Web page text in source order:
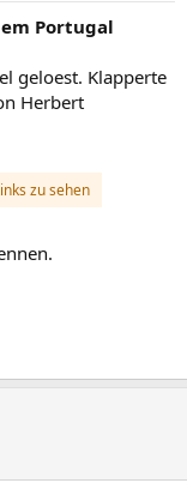
Portugal
geloest. Klapperte
Herbert
zu sehen